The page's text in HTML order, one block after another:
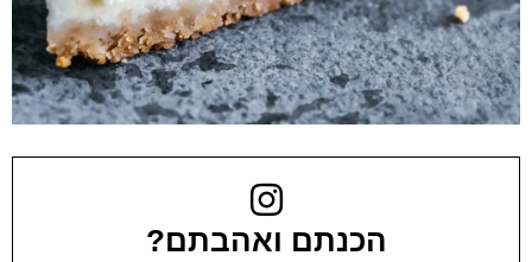
הכנתם ואהבתם?